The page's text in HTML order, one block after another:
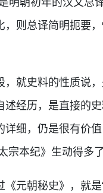
，则总译简明扼要
就史料的性质说，
述经历，是直接的
详细，仍是很有价
宗本纪》生动得多了
元朝秘史》，就是